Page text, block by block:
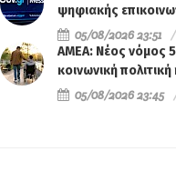
ψηφιακής
05/08/2026 23:51
ΑΜΕΑ: Νέος νόμος
κοινωνική
05/08/2026 23:45